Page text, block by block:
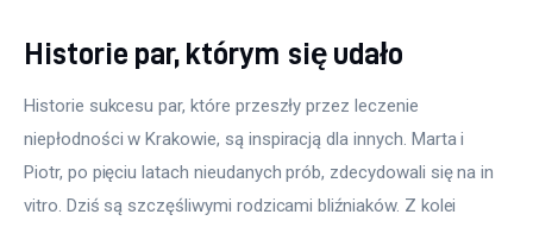
Historie par, którym się udało
Historie sukcesu par, które przeszły przez leczenie
niepłodności w Krakowie, są inspiracją dla innych. Marta i
Piotr, po pięciu latach nieudanych prób, zdecydowali się na in
vitro. Dziś są szczęśliwymi rodzicami bliźniaków. Z kolei